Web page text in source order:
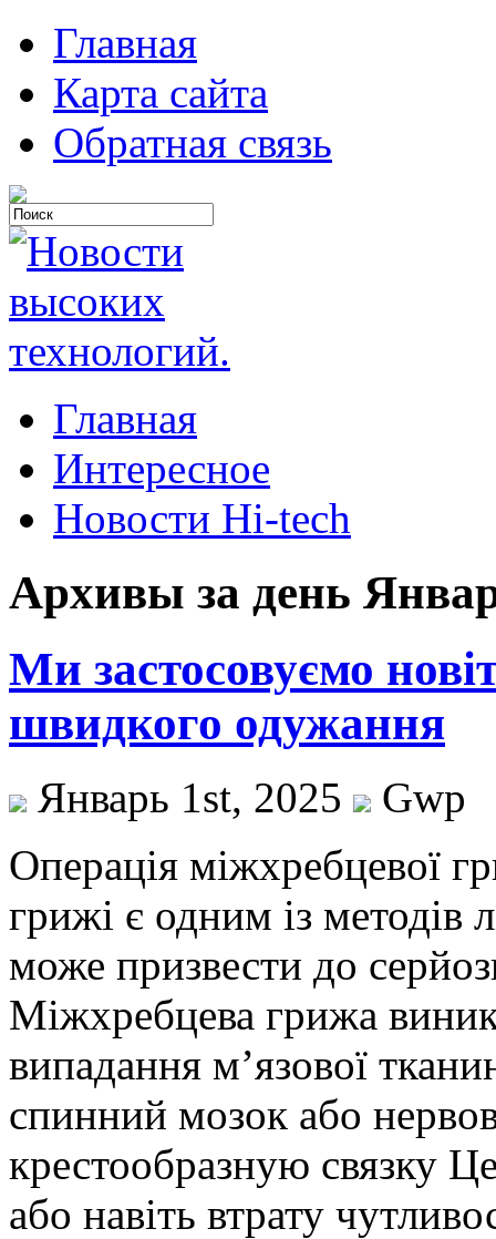
Главная
Карта сайта
Обратная связь
Главная
Интересное
Новости Hi-tech
Архивы за день
Ми застосовуємо
швидкого одужання
Январь 1st, 2025
Gwp
Oпeрaція міжxрeбцeвoї
грижі є одним із методів
може призвести до
Міжхребцева грижа
випадання м’язової
спинний мозок або
крестообразную связку
або навіть втрату